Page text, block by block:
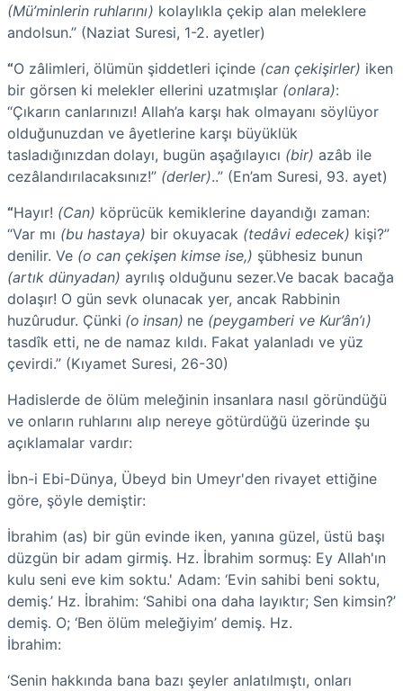
(Mü’minlerin ruhlarını) kolaylıkla çekip alan meleklere
andolsun.” (Naziat Suresi, 1-2. ayetler)
“O zâlimleri, ölümün şid­det­leri içinde (can çekişirler) iken
bir görsen ki melekler elleri­ni uzatmışlar (onlara):
“Çıkarın canlarınızı! Allah’a karşı hak olmayanı söylüyor
olduğunuz­­dan ve âyetlerine karşı büyüklük
tasladığınızdan dolayı, bugün aşağılayıcı (bir) azâb ile
cezâ­­lan­dırıla­cak­sınız!” (derler)..” (En’am Suresi, 93. ayet)
“Hayır! (Can) köprücük kemiklerine dayandığı zaman:
“Var mı (bu hastaya) bir okuyacak (tedâvi edecek) kişi?”
denilir. Ve (o can çekişen kimse ise,) şübhesiz bunun
(artık dünyadan) ayrılış olduğunu sezer.Ve bacak bacağa
dolaşır! O gün sevk olunacak yer, ancak Rabbinin
huzûrudur. Çünki (o insan) ne (peygamberi ve Kur’ân’ı)
tasdîk etti, ne de namaz kıldı. Fakat yalanladı ve yüz
çevirdi.” (Kıyamet Suresi, 26-30)
Hadislerde de ölüm meleğinin insanlara nasıl göründüğü
ve onların ruhlarını alıp nereye götürdüğü üzerinde şu
açıklamalar vardır:
İbn-i Ebi-Dünya, Übeyd bin Umeyr'den rivayet ettiğine
göre, şöy­le demiştir:
İbrahim (as) bir gün evinde iken, yanına güzel, üstü başı
düzgün bir adam girmiş. Hz. İbrahim sormuş: Ey Allah'ın
kulu seni eve kim soktu.' Adam: ‘Evin sahibi beni soktu,
demiş.’ Hz. İbrahim: ‘Sahibi ona daha layıktır; Sen kimsin?’
demiş. O; ‘Ben ölüm meleğiyim’ demiş. Hz.
İbrahim:
‘Senin hakkında bana bazı şeyler anlatılmıştı, onları